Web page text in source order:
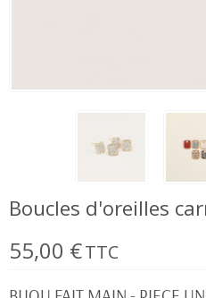
Boucles d'oreilles
55,00 €TTC